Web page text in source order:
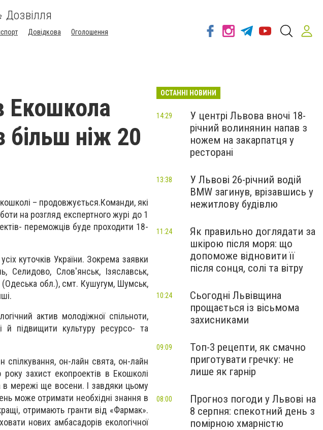
Дозвілля
Довідкова
Оголошення
Екошкола
більш ніж 20
– продовжується.Команди, які
на розгляд експертного журі до 1
переможців буде проходити 18-
куточків України. Зокрема заявки
Селидово, Слов'янськ, Ізяславськ,
(Одеська обл.), смт. Кушугум, Шумськ,
актив молодіжної спільноти,
й підвищити культуру ресурсо- та
спілкування, он-лайн свята, он-лайн
захист екопроектів в Екошколі
мережі ще восени. І завдяки цьому
може отримати необхідні знання в
отримають гранти від «Фармак».
нових амбасадорів екологічної
ОСТАННІ НОВИНИ
У центрі Львова вночі 18-
річний волинянин напав з
ножем на закарпатця у
ресторані
14:29
У Львові 26-річний водій
BMW загинув, врізавшись у
нежитлову будівлю
13:38
Як правильно доглядати за
шкірою після моря: що
допоможе відновити її
після сонця, солі та вітру
11:24
Сьогодні Львівщина
прощається із вісьмома
захисниками
10:24
Топ-3 рецепти, як смачно
приготувати гречку: не
лише як гарнір
09:09
Прогноз погоди у Львові на
8 серпня: спекотний день з
помірною хмарністю
08:00